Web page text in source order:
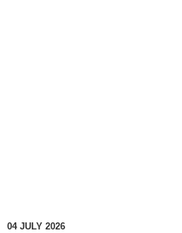
04 JULY 2026